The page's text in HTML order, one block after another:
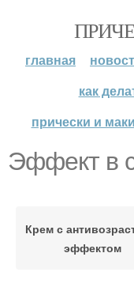
главная
как
прически и
Эффект в
Крем с
эффектом